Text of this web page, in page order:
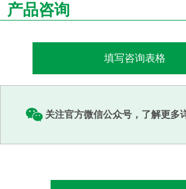
产品咨询
填写咨询表格
关注官方微信公众号，了解更多